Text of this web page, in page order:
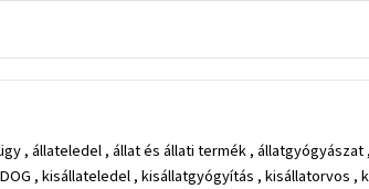
, állateledel , állat és állati termék ,
, kisállateledel , kisállatgyógyítás , kisállatorvos